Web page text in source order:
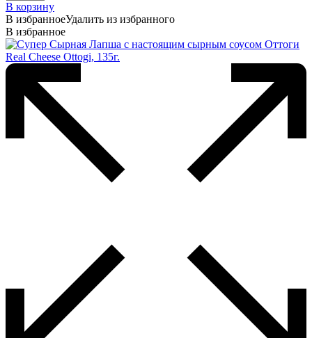
В корзину
В избранноеУдалить из избранного
В избранное